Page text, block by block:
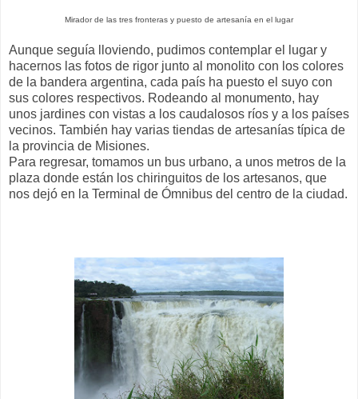
Mirador de las tres fronteras y puesto de artesanía en el lugar
Aunque seguía lloviendo, pudimos contemplar el lugar y
hacernos las fotos de rigor junto al monolito con los colores
de la bandera argentina, cada país ha puesto el suyo con
sus colores respectivos. Rodeando al monumento, hay
unos jardines con vistas a los caudalosos ríos y a los países
vecinos. También hay varias tiendas de artesanías típica de
la provincia de Misiones.
Para regresar, tomamos un bus urbano, a unos metros de la
plaza donde están los chiringuitos de los artesanos, que
nos dejó en la Terminal de Ómnibus del centro de la ciudad.